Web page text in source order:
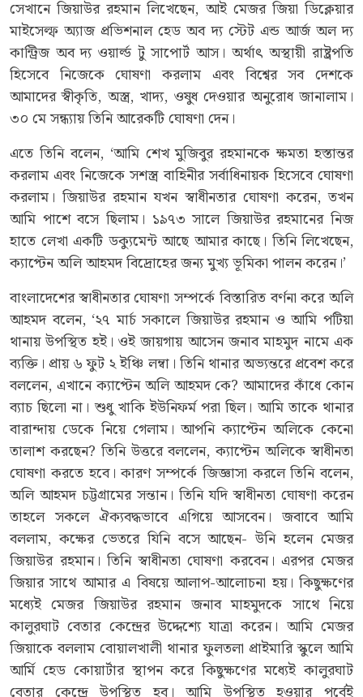
সেখানে জিয়াউর রহমান লিখেছেন, আই মেজর জিয়া ডিক্লেয়ার
মাইসেল্ফ অ্যাজ প্রভিশনাল হেড অব দ্য স্টেট এন্ড আর্জ অল দ্য
কান্ট্রিজ অব দ্য ওয়ার্ল্ড টু সাপোর্ট আস। অর্থাৎ অস্থায়ী রাষ্ট্রপতি
হিসেবে নিজেকে ঘোষণা করলাম এবং বিশ্বের সব দেশকে
আমাদের স্বীকৃতি, অস্ত্র, খাদ্য, ওষুধ দেওয়ার অনুরোধ জানালাম।
৩০ মে সন্ধ্যায় তিনি আরেকটি ঘোষণা দেন।
এতে তিনি বলেন, ‘আমি শেখ মুজিবুর রহমানকে ক্ষমতা হস্তান্তর
করলাম এবং নিজেকে সশস্ত্র বাহিনীর সর্বাধিনায়ক হিসেবে ঘোষণা
করলাম। জিয়াউর রহমান যখন স্বাধীনতার ঘোষণা করেন, তখন
আমি পাশে বসে ছিলাম। ১৯৭৩ সালে জিয়াউর রহমানের নিজ
হাতে লেখা একটি ডক্যুমেন্ট আছে আমার কাছে। তিনি লিখেছেন,
ক্যাপ্টেন অলি আহমদ বিদ্রোহের জন্য মুখ্য ভূমিকা পালন করেন।’
বাংলাদেশের স্বাধীনতার ঘোষণা সম্পর্কে বিস্তারিত বর্ণনা করে অলি
আহমদ বলেন, ‘২৭ মার্চ সকালে জিয়াউর রহমান ও আমি পটিয়া
থানায় উপস্থিত হই। ওই জায়গায় আসেন জনাব মাহমুদ নামে এক
ব্যক্তি। প্রায় ৬ ফুট ২ ইঞ্চি লম্বা। তিনি থানার অভ্যন্তরে প্রবেশ করে
বললেন, এখানে ক্যাপ্টেন অলি আহমদ কে? আমাদের কাঁধে কোন
ব্যাচ ছিলো না। শুধু খাকি ইউনিফর্ম পরা ছিল। আমি তাকে থানার
বারান্দায় ডেকে নিয়ে গেলাম। আপনি ক্যাপ্টেন অলিকে কেনো
তালাশ করছেন? তিনি উত্তরে বললেন, ক্যাপ্টেন অলিকে স্বাধীনতা
ঘোষণা করতে হবে। কারণ সম্পর্কে জিজ্ঞাসা করলে তিনি বলেন,
অলি আহমদ চট্টগ্রামের সন্তান। তিনি যদি স্বাধীনতা ঘোষণা করেন
তাহলে সকলে ঐক্যবদ্ধভাবে এগিয়ে আসবেন। জবাবে আমি
বললাম, কক্ষের ভেতরে যিনি বসে আছেন- উনি হলেন মেজর
জিয়াউর রহমান। তিনি স্বাধীনতা ঘোষণা করবেন। এরপর মেজর
জিয়ার সাথে আমার এ বিষয়ে আলাপ-আলোচনা হয়। কিছুক্ষণের
মধ্যেই মেজর জিয়াউর রহমান জনাব মাহমুদকে সাথে নিয়ে
কালুরঘাট বেতার কেন্দ্রের উদ্দেশ্যে যাত্রা করেন। আমি মেজর
জিয়াকে বললাম বোয়ালখালী থানার ফুলতলা প্রাইমারি স্কুলে আমি
আর্মি হেড কোয়ার্টার স্থাপন করে কিছুক্ষণের মধ্যেই কালুরঘাট
বেতার কেন্দ্রে উপস্থিত হব। আমি উপস্থিত হওয়ার পূর্বেই